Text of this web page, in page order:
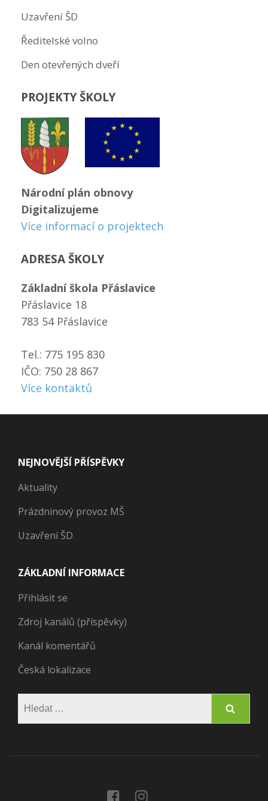
Uzavření ŠD
Ředitelské volno
Den otevřených dveří
PROJEKTY ŠKOLY
Národní plán obnovy
Digitalizujeme
Více informací o projektech
ADRESA ŠKOLY
Základní škola Přáslavice
Přáslavice 18
783 54 Přáslavice
Tel.: 775 195 830
IČO: 750 28 867
Více kontaktů
NEJNOVĚJŠÍ PŘÍSPĚVKY
Aktuality
Prázdninový provoz MŠ
Uzavření ŠD
ZÁKLADNÍ INFORMACE
Přihlásit se
Zdroj kanálů (příspěvky)
Kanál komentářů
Česká lokalizace